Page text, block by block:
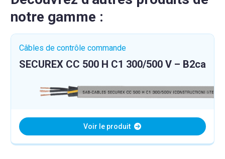
notre gamme :
Câbles de contrôle commande
SECUREX CC 500 H C1 300/500 V – B2ca
Voir le produit